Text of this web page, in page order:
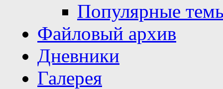
Популярные
Файловый архив
Дневники
Галерея